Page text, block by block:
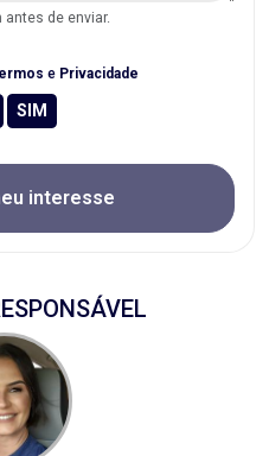
de enviar.
e Privacidade
interesse